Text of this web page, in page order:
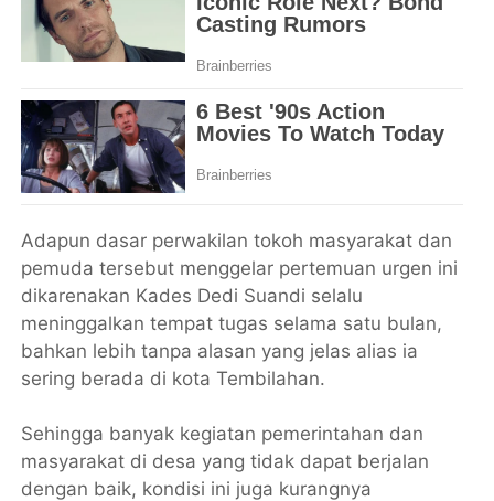
Adapun dasar perwakilan tokoh masyarakat dan
pemuda tersebut menggelar pertemuan urgen ini
dikarenakan Kades Dedi Suandi selalu
meninggalkan tempat tugas selama satu bulan,
bahkan lebih tanpa alasan yang jelas alias ia
sering berada di kota Tembilahan.
Sehingga banyak kegiatan pemerintahan dan
masyarakat di desa yang tidak dapat berjalan
dengan baik, kondisi ini juga kurangnya